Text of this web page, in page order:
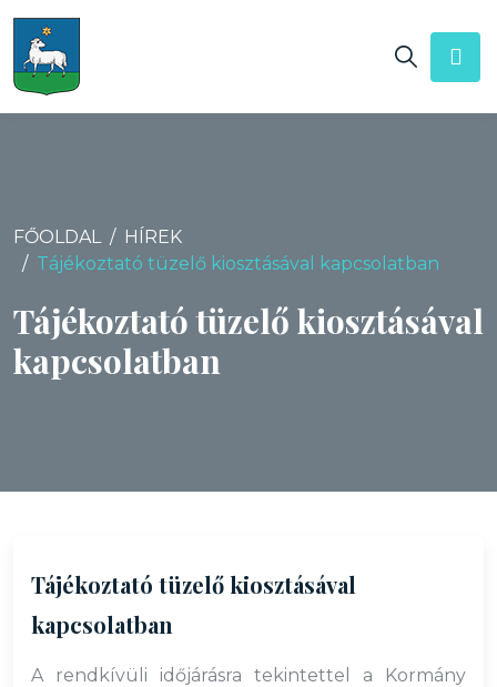
FŐOLDAL
HÍREK
Tájékoztató tüzelő kiosztásával kapcsolatban
Tájékoztató tüzelő kiosztásával
kapcsolatban
Tájékoztató tüzelő kiosztásával
kapcsolatban
A rendkívüli időjárásra tekintettel a Kormány